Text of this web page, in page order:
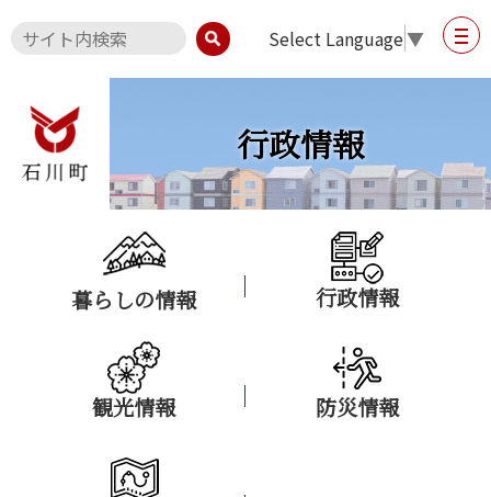
Select Language▼
行政情報
暮らしの情報 行政情報
観光情報 防災情報